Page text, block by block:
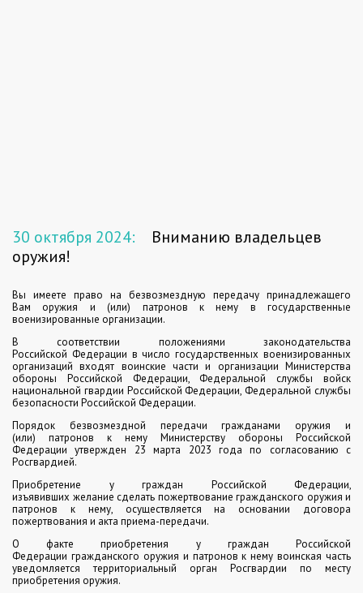
30 октября 2024:
Вниманию владельцев
оружия!
Вы имеете право на безвозмездную передачу принадлежащего
Ваморужия и (или) патронов к нему в государственные
военизированные организации.
В
соответствии положениями
законодательства
Российской Федерации в число государственных военизированных
организаций входят воинские части и организации Министерства
обороны
Российской Федерации, Федеральной службы войск
национальной гвардии РоссийскойФедерации, Федеральной службы
безопасности Российской Федерации.
Порядок безвозмездной передачи гражданами оружия
и
(или) патронов к нему Министерству обороны
Российской
Федерацииутвержден 23 марта 2023 года по согласованию с
Росгвардией.
Приобретение
у граждан Российской
Федерации,
изъявивших желание сделать пожертвование гражданского оружия и
патронов к нему, осуществляется на основании
договора
пожертвования и акта приема-передачи.
О
факте приобретения у граждан
Российской
Федерации гражданского оружия и патронов к нему воинская часть
уведомляетсятерриториальный орган Росгвардии по месту
приобретения оружия.